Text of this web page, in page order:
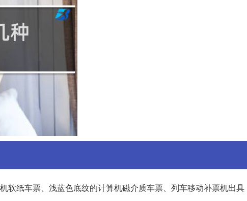
软纸车票、浅蓝色底纹的计算机磁介质车票、列车移动补票机出具